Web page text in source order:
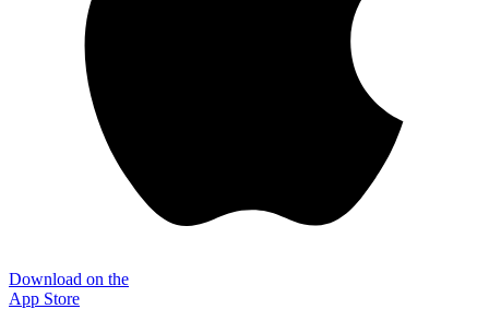
Download on the
App Store